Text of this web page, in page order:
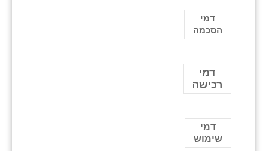
דמי
הסכמה
דמי
רכישה
דמי
שימוש